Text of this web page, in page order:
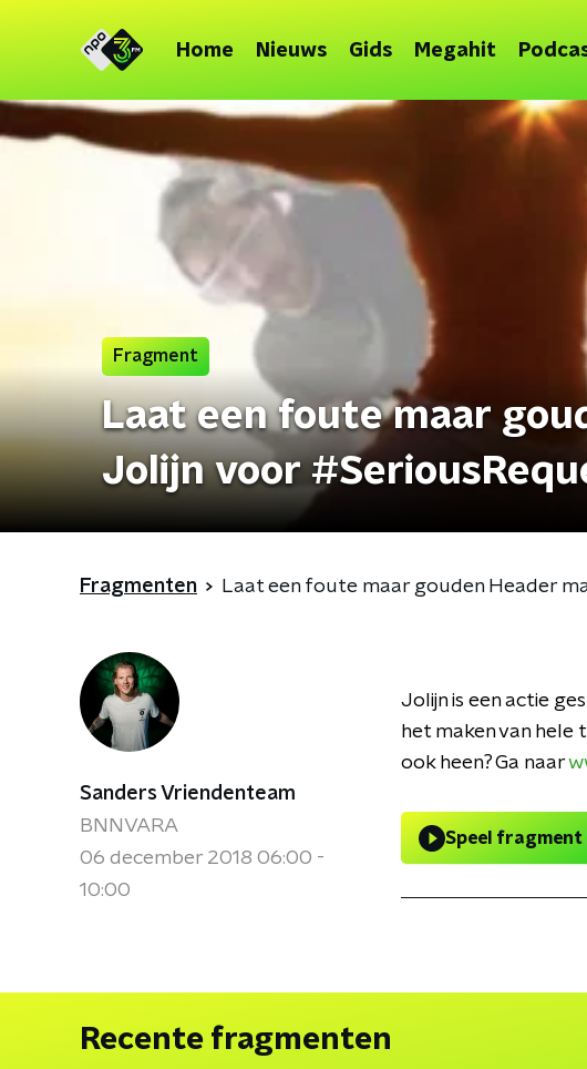
Home Nieuws Gids Megahit
Fragment
Laat een foute maar
Jolijn voor
Fragmenten Laat een foute maar gouden Header
Sanders Vriendenteam
BNNVARA
06 december 2018 06:00 -
10:00
Jolijn is een actie
het maken van hele
ook heen? Ga naar
Speel
Recente fragmenten